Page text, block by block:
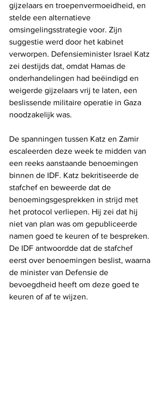
gijzelaars en troepenvermoeidheid, en
stelde een alternatieve
omsingelingsstrategie voor. Zijn
suggestie werd door het kabinet
verworpen. Defensieminister Israel Katz
zei destijds dat, omdat Hamas de
onderhandelingen had beëindigd en
weigerde gijzelaars vrij te laten, een
beslissende militaire operatie in Gaza
noodzakelijk was.
De spanningen tussen Katz en Zamir
escaleerden deze week te midden van
een reeks aanstaande benoemingen
binnen de IDF. Katz bekritiseerde de
stafchef en beweerde dat de
benoemingsgesprekken in strijd met
het protocol verliepen. Hij zei dat hij
niet van plan was om gepubliceerde
namen goed te keuren of te bespreken.
De IDF antwoordde dat de stafchef
eerst over benoemingen beslist, waarna
de minister van Defensie de
bevoegdheid heeft om deze goed te
keuren of af te wijzen.